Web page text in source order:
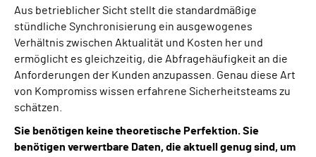
Aus betrieblicher Sicht stellt die standardmäßige
stündliche Synchronisierung ein ausgewogenes
Verhältnis zwischen Aktualität und Kosten her und
ermöglicht es gleichzeitig, die Abfragehäufigkeit an die
Anforderungen der Kunden anzupassen. Genau diese Art
von Kompromiss wissen erfahrene Sicherheitsteams zu
schätzen.
Sie benötigen keine theoretische Perfektion. Sie
benötigen verwertbare Daten, die aktuell genug sind, um